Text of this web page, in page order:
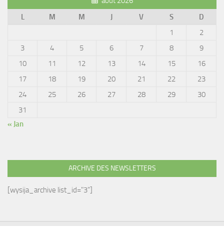
L
M M J V S
D
1
2
3
4 5 6 7 8
9
10
11 12 13 14 15
16
17
18 19 20 21 22
23
24
25 26 27 28 29
30
31
« Jan
ARCHIVE DES NEWSLETTERS
[wysija_archive list_id="3"]